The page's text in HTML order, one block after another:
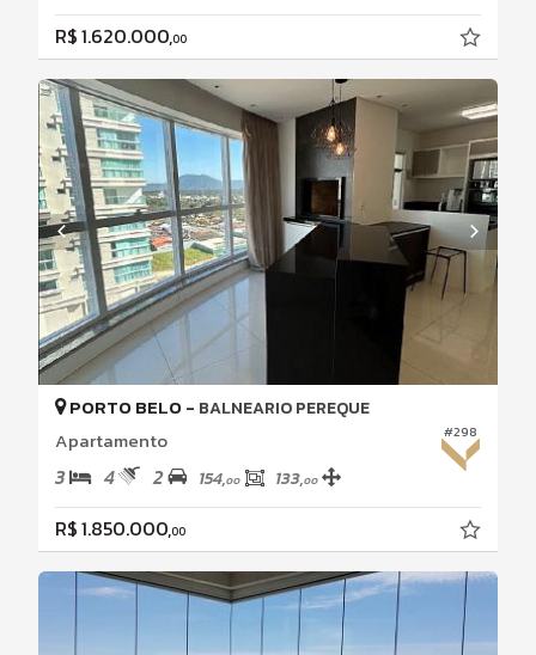
R$ 1.620.000,00
#298
PORTO BELO - BALNEARIO PEREQUE
Apartamento
3 4 2 154,00 133,00
R$ 1.850.000,00